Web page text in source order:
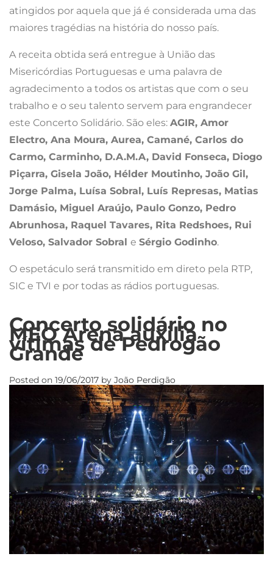
atingidos por aquela que já é considerada uma das
maiores tragédias na história do nosso país.
A receita obtida será entregue à União das
Misericórdias Portuguesas e uma palavra de
agradecimento a todos os artistas que com o seu
trabalho e o seu talento servem para engrandecer
este Concerto Solidário. São eles: AGIR, Amor
Electro, Ana Moura, Aurea, Camané, Carlos do
Carmo, Carminho, D.A.M.A, David Fonseca, Diogo
Piçarra, Gisela João, Hélder Moutinho, João Gil,
Jorge Palma, Luísa Sobral, Luís Represas, Matias
Damásio, Miguel Araújo, Paulo Gonzo, Pedro
Abrunhosa, Raquel Tavares, Rita Redshoes, Rui
Veloso, Salvador Sobral e Sérgio Godinho.
O espetáculo será transmitido em direto pela RTP,
SIC e TVI e por todas as rádios portuguesas.
Concerto solidário no
MEO Arena auxilia
vítimas de Pedrogão
Grande
Posted on 19/06/2017 by João Perdigão